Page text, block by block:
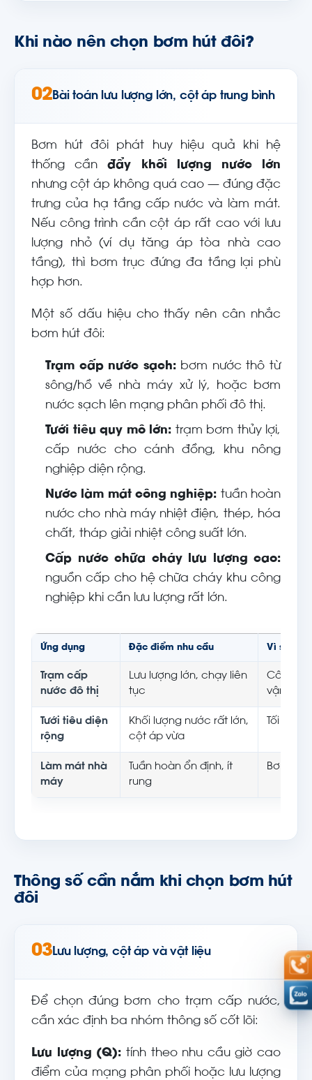
Khi nào nên chọn bơm hút đôi?
02Bài toán lưu lượng lớn, cột áp trung bình
Bơm hút đôi phát huy hiệu quả khi hệ
thống cầnđẩy khối lượng nước lớn
nhưng cột áp không quá cao — đúng đặc
trưng của hạ tầng cấp nước và làm mát.
Nếu công trình cần cột áp rất cao với lưu
lượng nhỏ (ví dụ tăng áp tòa nhà cao
tầng), thì bơm trục đứng đa tầng lại phù
hợp hơn.
Một số dấu hiệu cho thấy nên cân nhắc
bơm hút đôi:
Trạm cấp nước sạch:bơm nước thô từ
sông/hồ về nhà máy xử lý, hoặc bơm
nước sạch lên mạng phân phối đô thị.
Tưới tiêu quy mô lớn: trạm bơm thủy lợi,
cấp nước cho cánh đồng, khu nông
nghiệp diện rộng.
Nước làm mát công nghiệp: tuần hoàn
nước cho nhà máy nhiệt điện, thép, hóa
chất, tháp giải nhiệt công suất lớn.
Cấp nước chữa cháy lưu lượng cao:
nguồn cấp cho hệ chữa cháy khu công
nghiệp khi cần lưu lượng rất lớn.
Ứng dụng Đặc điểm nhu cầu Vì sao
Trạm cấp
nước đô thị
Lưu lượng lớn, chạy liên
tục
Cân lực
vận
Tưới tiêu diện
rộng
Khối lượng nước rất lớn,
cột áp vừa
Tối ưu
Làm mát nhà
máy
Tuần hoàn ổn định, ít
rung
Bơm
Thông số cần nắm khi chọn bơm hút
đôi
03Lưu lượng, cột áp và vật liệu
Để chọn đúng bơm cho trạm cấp nước,
cần xác định ba nhóm thông số cốt lõi:
Lưu lượng (Q): tính theo nhu cầu giờ cao
điểm của mạng phân phối hoặc lưu lượng